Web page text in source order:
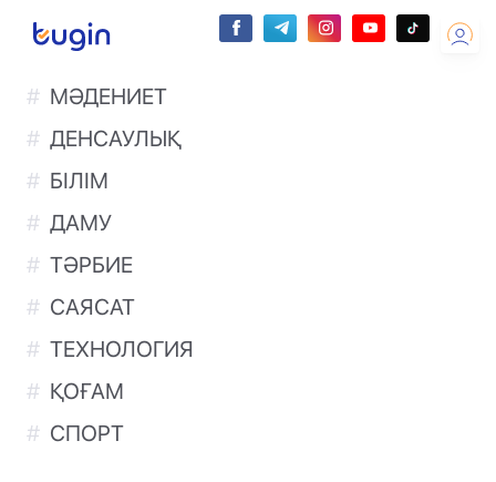
МӘДЕНИЕТ
ДЕНСАУЛЫҚ
БІЛІМ
ДАМУ
ТӘРБИЕ
САЯСАТ
ТЕХНОЛОГИЯ
ҚОҒАМ
СПОРТ